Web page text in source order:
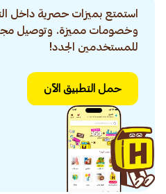
استمتع بميزات حصرية داخل
وخصومات مميزة. وتوصيل
للمستخدمين الجدد!
حمل التطبيق الآن